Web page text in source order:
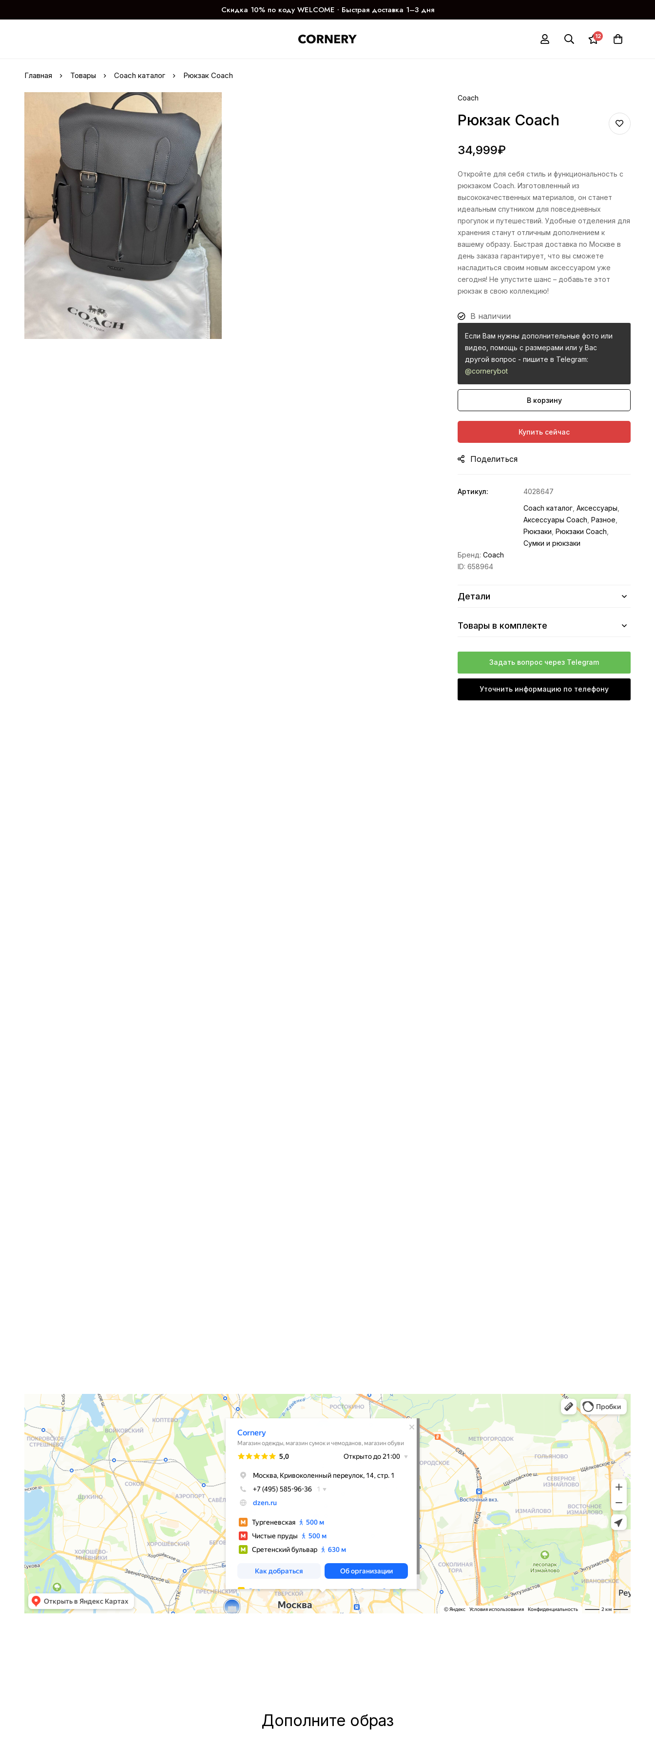
Скидка 10% по коду WELCOME ∙ Быстрая доставка 1–3 дня
12
Главная Товары Coach каталог Рюкзак Coach
Coach
Рюкзак Coach
34,999₽
Откройте для себя стиль и функциональность с
рюкзаком Coach. Изготовленный из
высококачественных материалов, он станет
идеальным спутником для повседневных
прогулок и путешествий. Удобные отделения для
хранения станут отличным дополнением к
вашему образу. Быстрая доставка по Москве в
день заказа гарантирует, что вы сможете
насладиться своим новым аксессуаром уже
сегодня! Не упустите шанс – добавьте этот
рюкзак в свою коллекцию!
В наличии
Если Вам нужны дополнительные фото или
видео, помощь с размерами или у Вас
другой вопрос - пишите в Telegram:
@cornerybot
В корзину
Купить сейчас
Поделиться
Артикул:
4028647
Coach каталог ,Аксессуары
Аксессуары Coach ,Разное
Рюкзаки ,Рюкзаки Coach
Сумки и рюкзаки
Бренд:Coach
ID:658964
Детали
Товары в комплекте
Задать вопрос через Telegram
Уточнить информацию по телефону
Дополните образ